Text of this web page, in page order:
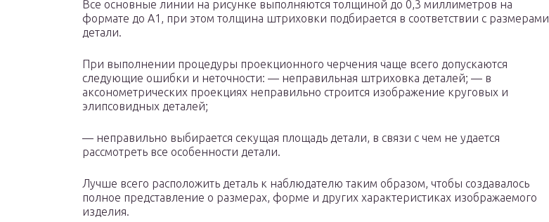
Все основные линии на рисунке выполняются толщиной до 0,3 миллиметров на
формате до А1, при этом толщина штриховки подбирается в соответствии с размерами
детали.
При выполнении процедуры проекционного черчения чаще всего допускаются
следующие ошибки и неточности: — неправильная штриховка деталей; — в
аксонометрических проекциях неправильно строится изображение круговых и
элипсовидных деталей;
— неправильно выбирается секущая площадь детали, в связи с чем не удается
рассмотреть все особенности детали.
Лучше всего расположить деталь к наблюдателю таким образом, чтобы создавалось
полное представление о размерах, форме и других характеристиках изображаемого
изделия.